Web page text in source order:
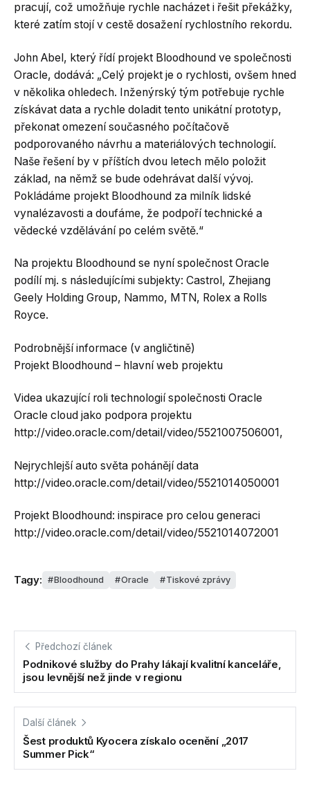
pracují, což umožňuje rychle nacházet i řešit překážky,
které zatím stojí v cestě dosažení rychlostního rekordu.
John Abel, který řídí projekt Bloodhound ve společnosti
Oracle, dodává: „Celý projekt je o rychlosti, ovšem hned
v několika ohledech. Inženýrský tým potřebuje rychle
získávat data a rychle doladit tento unikátní prototyp,
překonat omezení současného počítačově
podporovaného návrhu a materiálových technologií.
Naše řešení by v příštích dvou letech mělo položit
základ, na němž se bude odehrávat další vývoj.
Pokládáme projekt Bloodhound za milník lidské
vynalézavosti a doufáme, že podpoří technické a
vědecké vzdělávání po celém světě.“
Na projektu Bloodhound se nyní společnost Oracle
podílí mj. s následujícími subjekty: Castrol, Zhejiang
Geely Holding Group, Nammo, MTN, Rolex a Rolls
Royce.
Podrobnější informace (v angličtině)
Projekt Bloodhound – hlavní web projektu
Videa ukazující roli technologií společnosti Oracle
Oracle cloud jako podpora projektu
http://video.oracle.com/detail/video/5521007506001,
Nejrychlejší auto světa pohánějí data
http://video.oracle.com/detail/video/5521014050001
Projekt Bloodhound: inspirace pro celou generaci
http://video.oracle.com/detail/video/5521014072001
Tagy: Bloodhound Oracle Tiskové zprávy
Předchozí článek
Podnikové služby do Prahy lákají kvalitní kanceláře,
jsou levnější než jinde v regionu
Další článek
Šest produktů Kyocera získalo ocenění „2017
Summer Pick“